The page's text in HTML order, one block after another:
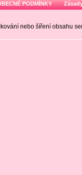
PODMÍNKY
nebo šíření obsahu